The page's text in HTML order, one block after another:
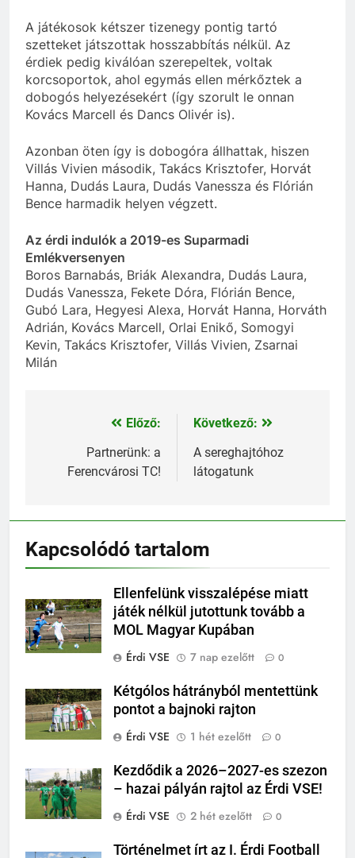
A játékosok kétszer tizenegy pontig tartó
szetteket játszottak hosszabbítás nélkül. Az
érdiek pedig kiválóan szerepeltek, voltak
korcsoportok, ahol egymás ellen mérkőztek a
dobogós helyezésekért (így szorult le onnan
Kovács Marcell és Dancs Olivér is).
Azonban öten így is dobogóra állhattak, hiszen
Villás Vivien második, Takács Krisztofer, Horvát
Hanna, Dudás Laura, Dudás Vanessza és Flórián
Bence harmadik helyen végzett.
Az érdi indulók a 2019-es Suparmadi
Emlékversenyen
Boros Barnabás, Briák Alexandra, Dudás Laura,
Dudás Vanessza, Fekete Dóra, Flórián Bence,
Gubó Lara, Hegyesi Alexa, Horvát Hanna, Horváth
Adrián, Kovács Marcell, Orlai Enikő, Somogyi
Kevin, Takács Krisztofer, Villás Vivien, Zsarnai
Milán
Bejegyzés
navigáció
Előző:
Partnerünk: a
Ferencvárosi TC!
Következő:
A sereghajtóhoz
látogatunk
Kapcsolódó tartalom
Ellenfelünk visszalépése miatt
játék nélkül jutottunk tovább a
MOL Magyar Kupában
Érdi VSE
7 nap ezelőtt 0
Kétgólos hátrányból mentettünk
pontot a bajnoki rajton
Érdi VSE
1 hét ezelőtt 0
Kezdődik a 2026–2027-es szezon
– hazai pályán rajtol az Érdi VSE!
Érdi VSE
2 hét ezelőtt 0
Történelmet írt az I. Érdi Football